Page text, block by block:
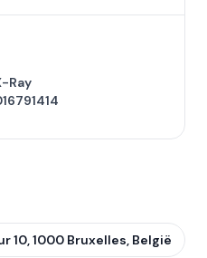
Ray
10, 1000 Bruxelles, België